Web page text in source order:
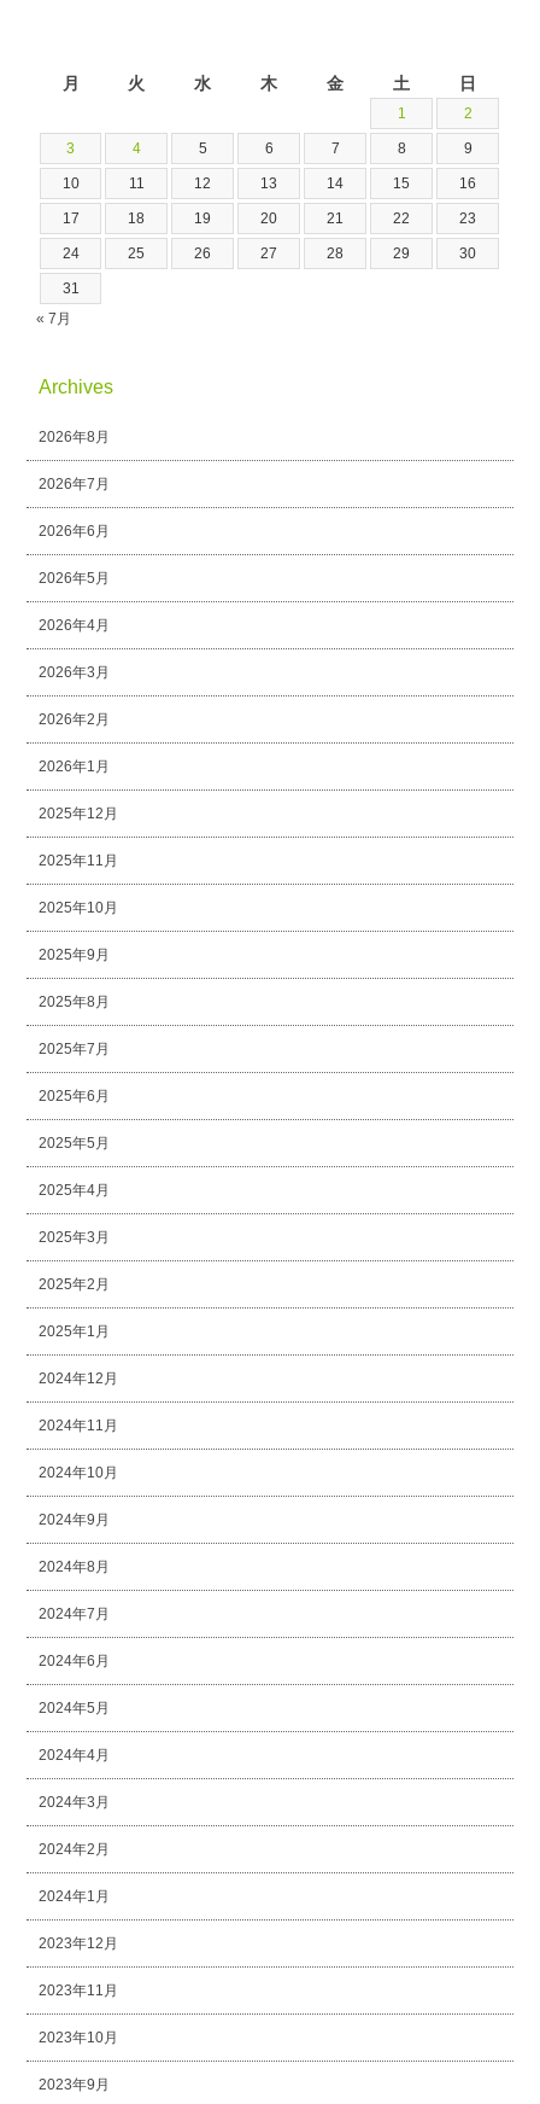
月 火 水 木 金 土 日
1 2
3 4 5 6 7 8 9
10 11 12 13 14 15 16
17 18 19 20 21 22 23
24 25 26 27 28 29 30
31
« 7月
Archives
2026年8月
2026年7月
2026年6月
2026年5月
2026年4月
2026年3月
2026年2月
2026年1月
2025年12月
2025年11月
2025年10月
2025年9月
2025年8月
2025年7月
2025年6月
2025年5月
2025年4月
2025年3月
2025年2月
2025年1月
2024年12月
2024年11月
2024年10月
2024年9月
2024年8月
2024年7月
2024年6月
2024年5月
2024年4月
2024年3月
2024年2月
2024年1月
2023年12月
2023年11月
2023年10月
2023年9月